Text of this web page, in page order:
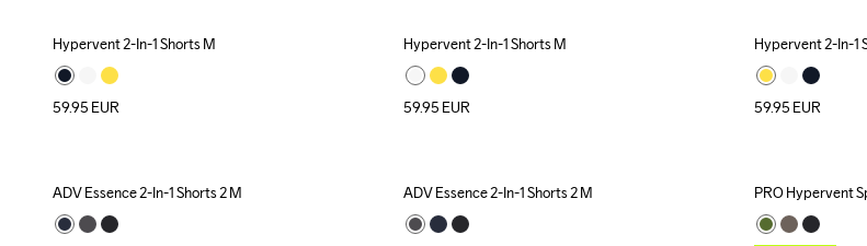
Hypervent 2-In-1 Shorts M
59.95 EUR
Hypervent 2-In-1 Shorts M
59.95 EUR
Hypervent 2-In-1
59.95 EUR
ADV Essence 2-In-1 Shorts 2 M ADV Essence 2-In-1 Shorts 2 M Outlet
PRO Hypervent